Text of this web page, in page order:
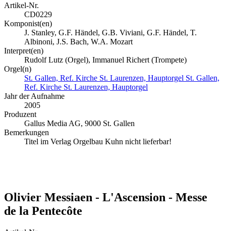
Artikel-Nr.
CD0229
Komponist(en)
J. Stanley, G.F. Händel, G.B. Viviani, G.F. Händel, T.
Albinoni, J.S. Bach, W.A. Mozart
Interpret(en)
Rudolf Lutz (Orgel), Immanuel Richert (Trompete)
Orgel(n)
St. Gallen, Ref. Kirche St. Laurenzen, Hauptorgel St. Gallen,
Ref. Kirche St. Laurenzen, Hauptorgel
Jahr der Aufnahme
2005
Produzent
Gallus Media AG, 9000 St. Gallen
Bemerkungen
Titel im Verlag Orgelbau Kuhn nicht lieferbar!
Olivier Messiaen - L'Ascension - Messe
de la Pentecôte